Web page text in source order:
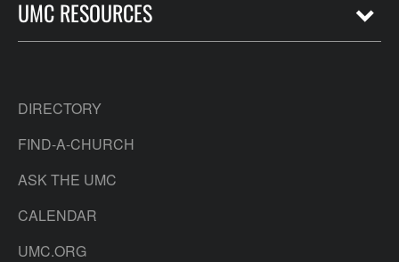
UMC RESOURCES
DIRECTORY
FIND-A-CHURCH
ASK THE UMC
CALENDAR
UMC.ORG